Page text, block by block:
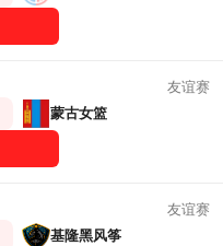
友谊赛
蒙古女篮
友谊赛
基隆黑风筝